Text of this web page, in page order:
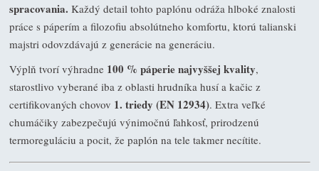
spracovania. Každý detail tohto paplónu odráža hlboké znalosti
práce s páperím a filozofiu absolútneho komfortu, ktorú talianski
majstri odovzdávajú z generácie na generáciu.
Výplň tvorí výhradne 100 % páperie najvyššej kvality,
starostlivo vyberané iba z oblasti hrudníka husí a kačic z
certifikovaných chovov 1. triedy (EN 12934). Extra veľké
chumáčiky zabezpečujú výnimočnú ľahkosť, prirodzenú
termoreguláciu a pocit, že paplón na tele takmer necítite.